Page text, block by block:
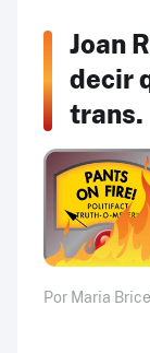
Joan
decir
trans.
Por Maria